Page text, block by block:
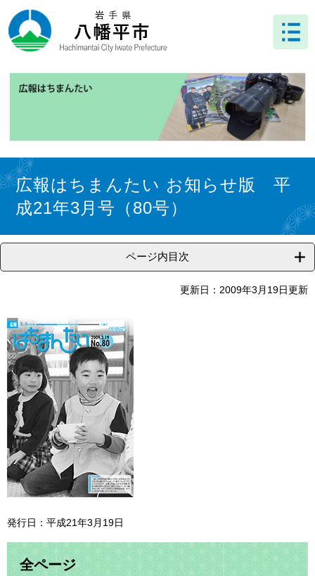
ー
ジ
ニ
ュ
文 広報はちまんたい お知らせ版 平
成21年3月号（80号）
ページ内目次
更新日：2009年3月19日更新
発行日：平成21年3月19日
全ページ